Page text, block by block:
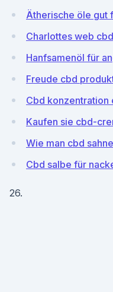
Ätherische öle gut
Charlottes web
Hanfsamenöl für
Freude cbd
Cbd konzentration
Kaufen sie cbd-
Wie man cbd
Cbd salbe für
26.